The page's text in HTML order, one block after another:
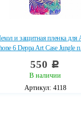
и защитная пленка для
6 Deppa Art Case Jungle
550 c
В наличии
Артикул: 4118